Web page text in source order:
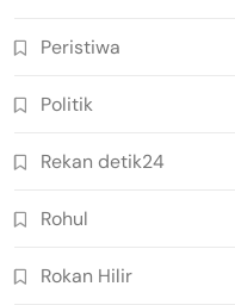
Peristiwa
Politik
Rekan detik24
Rohul
Rokan Hilir